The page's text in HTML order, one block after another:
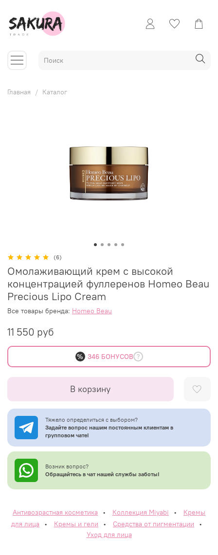
Главная Каталог
(6)
Омолаживающий крем с высокой
концентрацией фуллеренов Homeo Beau
Precious Lipo Cream
Все товары бренда: Homeo Beau
11 550 руб
% 346 БОНУСОВ
В корзину
Тяжело определиться с выбором?
Задайте вопрос нашим постоянным клиентам в
групповом чате!
Возник вопрос?
Обращайтесь в чат нашей службы заботы!
Антивозрастная косметика • Коллекция Miyabi •
Кремы
для лица
• Кремы и гели • Средства от пигментации
•
Уход для лица